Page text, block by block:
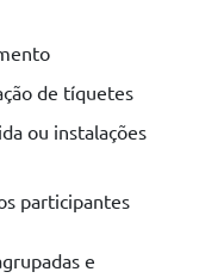
de tíquetes
ou instalações
participantes
e